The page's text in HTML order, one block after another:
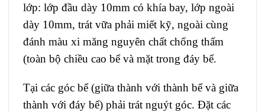
lớp: lớp đầu dày 10mm có khía bay, lớp ngoài
dày 10mm, trát vữa phải miết kỹ, ngoài cùng
đánh màu xi măng nguyên chất chống thấm
(toàn bộ chiều cao bể và mặt trong đáy bể.
Tại các góc bể (giữa thành với thành bể và giữa
thành với đáy bể) phải trát nguýt góc. Đặt các